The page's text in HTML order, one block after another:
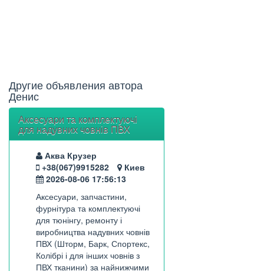
Другие объявления автора
Денис
Аксесуари та комплектуючі
для надувних човнів ПВХ
Аква Крузер
+38(067)9915282
Киев
2026-08-06 17:56:13
Аксесуари, запчастини,
фурнітура та комплектуючі
для тюнінгу, ремонту і
виробництва надувних човнів
ПВХ (Шторм, Барк, Спортекс,
Колібрі і для інших човнів з
ПВХ тканини) за найнижчими